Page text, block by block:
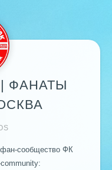
| ФАНАТЫ
фан-сообщество ФК